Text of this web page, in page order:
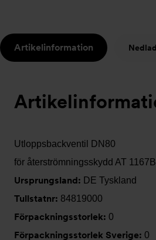
Artikelinformation
Utloppsbackventil DN80
för återströmningsskydd AT
Ursprungsland: DE Tyskland
Tullstatnr: 84819000
Förpackningsstorlek: 0
Förpackningsstorlek Sverige: 0